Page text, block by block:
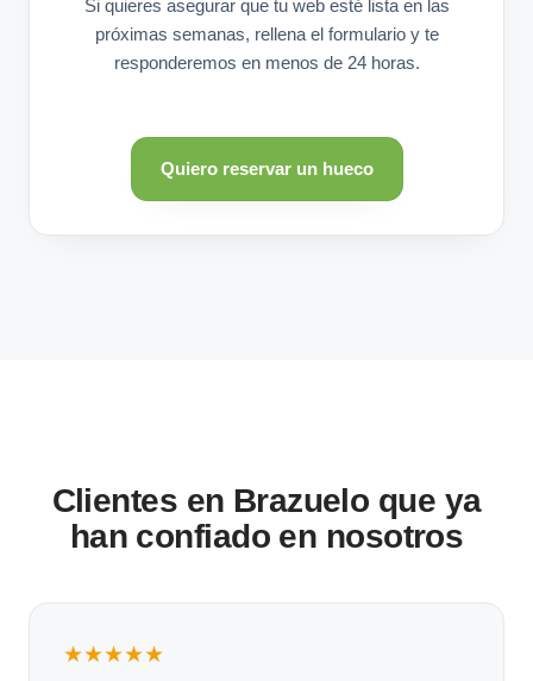
Si quieres asegurar que tu web esté lista en las
próximas semanas, rellena el formulario y te
responderemos en menos de 24 horas.
Quiero reservar un hueco
Clientes en Brazuelo que ya
han confiado en nosotros
★★★★★